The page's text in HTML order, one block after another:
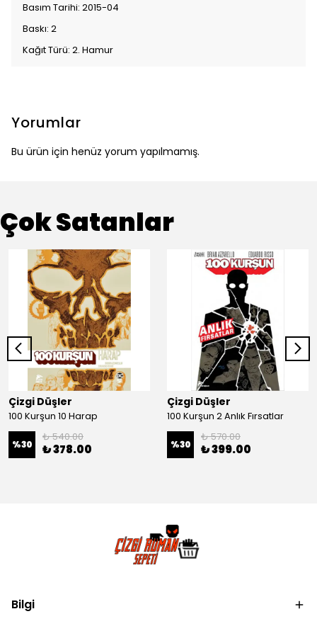
Basım Tarihi: 2015-04
Baskı: 2
Kağıt Türü: 2. Hamur
Yorumlar
Bu ürün için henüz yorum yapılmamış.
Çok Satanlar
Çizgi Düşler
100 Kurşun 10 Harap
%30
₺ 540.00
₺ 378.00
Çizgi Düşler
100 Kurşun 2 Anlık Fırsatlar
%30
₺ 570.00
₺ 399.00
Bilgi